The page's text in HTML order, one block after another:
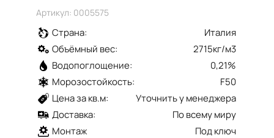
Страна:
Италия
Объёмный вес:
2715кг/м3
Водопоглощение:
0,21%
Морозостойкость:
F50
Цена за кв.м:
Уточнить у менеджера
Доставка:
По всему миру
Монтаж
Под ключ
Артикул: 0005575